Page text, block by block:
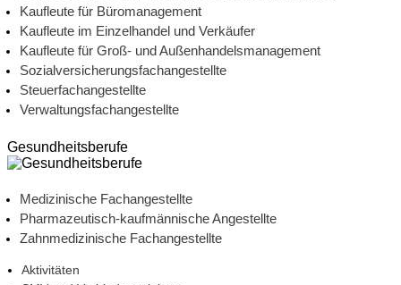
Kaufleute für Büromanagement
Kaufleute im Einzelhandel und Verkäufer
Kaufleute für Groß- und Außenhandelsmanagement
Sozialversicherungsfachangestellte
Steuerfachangestellte
Verwaltungsfachangestellte
Gesundheitsberufe
Medizinische Fachangestellte
Pharmazeutisch-kaufmännische Angestellte
Zahnmedizinische Fachangestellte
Aktivitäten